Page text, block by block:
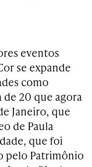
eventos
se expande
como
de 20 que agora
Janeiro, que
de Paula
que foi
pelo Patrimônio